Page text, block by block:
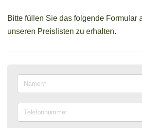
Bitte füllen Sie das folgende Formular
unseren Preislisten zu erhalten.